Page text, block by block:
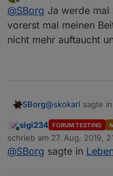
Ich lass dich
Offline
@SBorg Ja werde
vorerst mal meinen
nicht mehr auftaucht
SBorg@skokarl sagte in
@ SBorg
Mein lieber
Sollte eigentlich
Online
sigi234 FORUM TESTING
schrieb am 27. Aug. 2019,
zuletzt editiert von sigi234
@SBorg sagte in